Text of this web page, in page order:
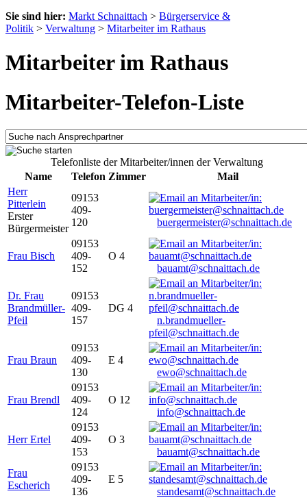
Sie sind hier: Markt Schnaittach > Bürgerservice &
Politik > Verwaltung > Mitarbeiter im Rathaus
Mitarbeiter im Rathaus
Mitarbeiter-Telefon-Liste
Telefonliste der Mitarbeiter/innen der Verwaltung
Name
Telefon Zimmer
Mail
Herr
Pitterlein
Erster
Bürgermeister
09153
409-
120
buergermeister@schnaittach.de
Frau Bisch
09153
409-
152
O 4
bauamt@schnaittach.de
Dr. Frau
Brandmüller-
Pfeil
09153
409-
157
DG 4
n.brandmueller-
pfeil@schnaittach.de
Frau Braun
09153
409-
130
E 4
ewo@schnaittach.de
Frau Brendl
09153
409-
124
O 12
info@schnaittach.de
Herr Ertel
09153
409-
153
O 3
bauamt@schnaittach.de
Frau
Escherich
09153
409-
136
E 5
standesamt@schnaittach.de